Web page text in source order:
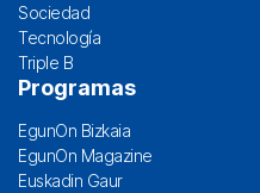
Sociedad
Tecnología
Triple B
Programas
EgunOn Bizkaia
EgunOn Magazine
Euskadin Gaur